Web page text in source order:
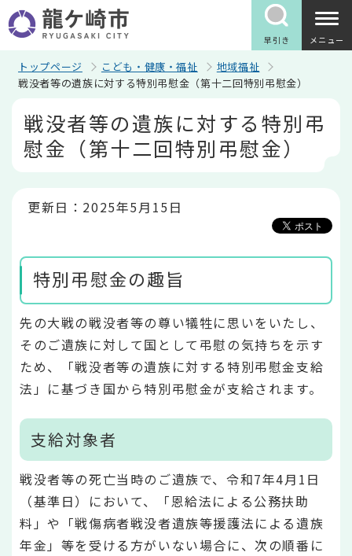
の
ペ
早引き メニュー
トップページ こども・健康・福祉
地域福祉
戦没者等の遺族に対する特別弔慰金（第十二回特別弔慰金）
戦没者等の遺族に対する特別弔
慰金（第十二回特別弔慰金）
更新日：2025年5月15日
特別弔慰金の趣旨
先の大戦の戦没者等の尊い犠牲に思いをいたし、
そのご遺族に対して国として弔慰の気持ちを示す
ため、「戦没者等の遺族に対する特別弔慰金支給
法」に基づき国から特別弔慰金が支給されます。
支給対象者
戦没者等の死亡当時のご遺族で、令和7年4月1日
（基準日）において、「恩給法による公務扶助
料」や「戦傷病者戦没者遺族等援護法による遺族
年金」等を受ける方がいない場合に、次の順番に